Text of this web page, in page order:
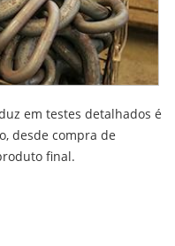
em testes detalhados é
desde compra de
final.